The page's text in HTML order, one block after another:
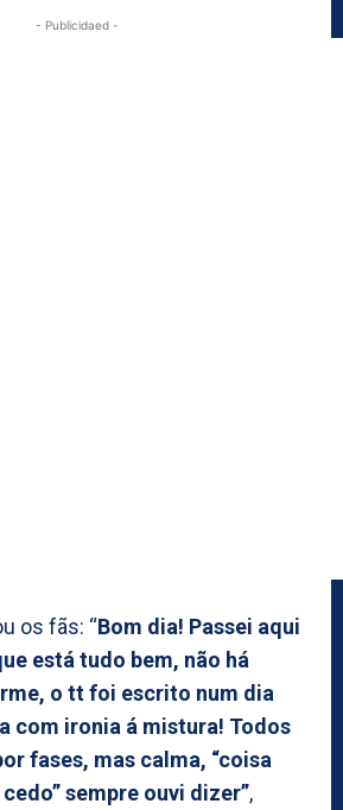
- Publicidaed -
os fãs: “Bom dia! Passei aqui
está tudo bem, não há
o tt foi escrito num dia
com ironia á mistura! Todos
fases, mas calma, “coisa
sempre ouvi dizer”,